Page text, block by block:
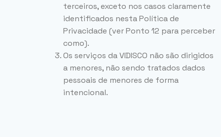
terceiros, exceto nos casos claramente
identificados nesta Política de
Privacidade (ver Ponto 12 para perceber
como).
Os serviços da VIDISCO não são dirigidos
a menores, não sendo tratados dados
pessoais de menores de forma
intencional.